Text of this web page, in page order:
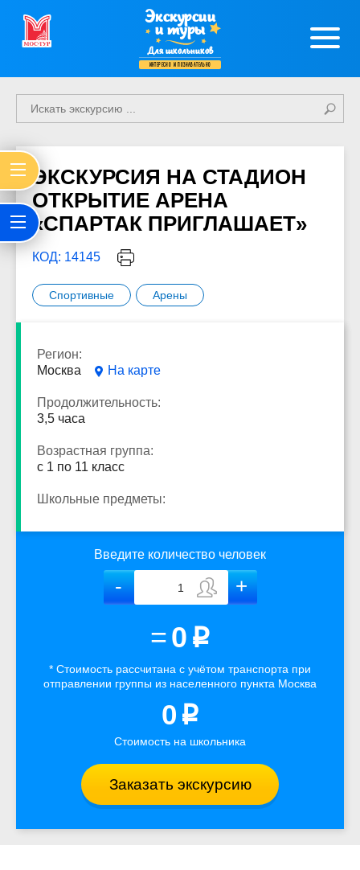
Экскурсии
и туры
Для школьников
интересно и познавательно
ЭКСКУРСИЯ НА СТАДИОН
ОТКРЫТИЕ АРЕНА
«СПАРТАК ПРИГЛАШАЕТ»
КОД: 14145
Спортивные Арены
Регион:
Москва
На карте
Продолжительность:
3,5 часа
Возрастная группа:
с 1 по 11 класс
Школьные предметы:
Введите количество человек
=0 p
* Стоимость рассчитана с учётом транспорта при
отправлении группы из населенного пункта Москва
0 p
Стоимость на школьника
Заказать экскурсию